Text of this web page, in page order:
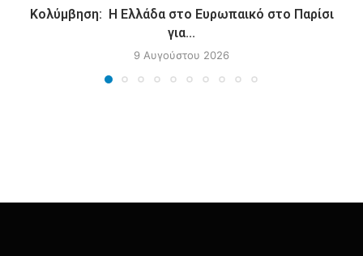
Κολύμβηση: Η Ελλάδα στο Ευρωπαικό στο Παρίσι
για...
9 Αυγούστου 2026